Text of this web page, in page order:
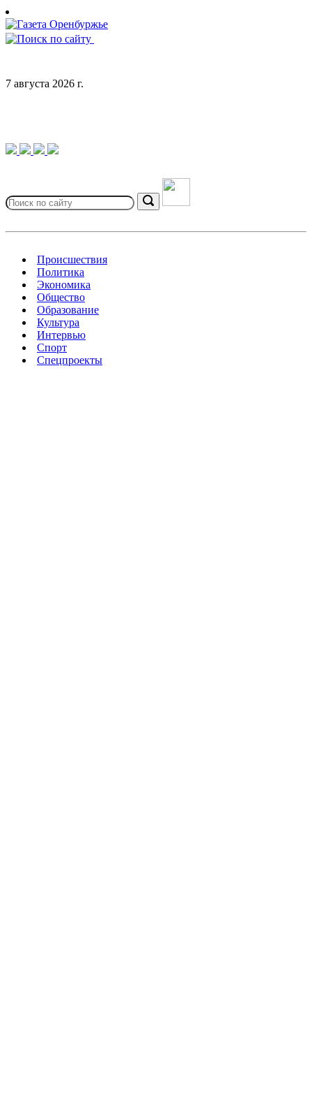
Skip
to
content
7 августа 2026 г.
for:
Search
Происшествия
Политика
Экономика
Общество
Образование
Культура
Интервью
Спорт
Спецпроекты